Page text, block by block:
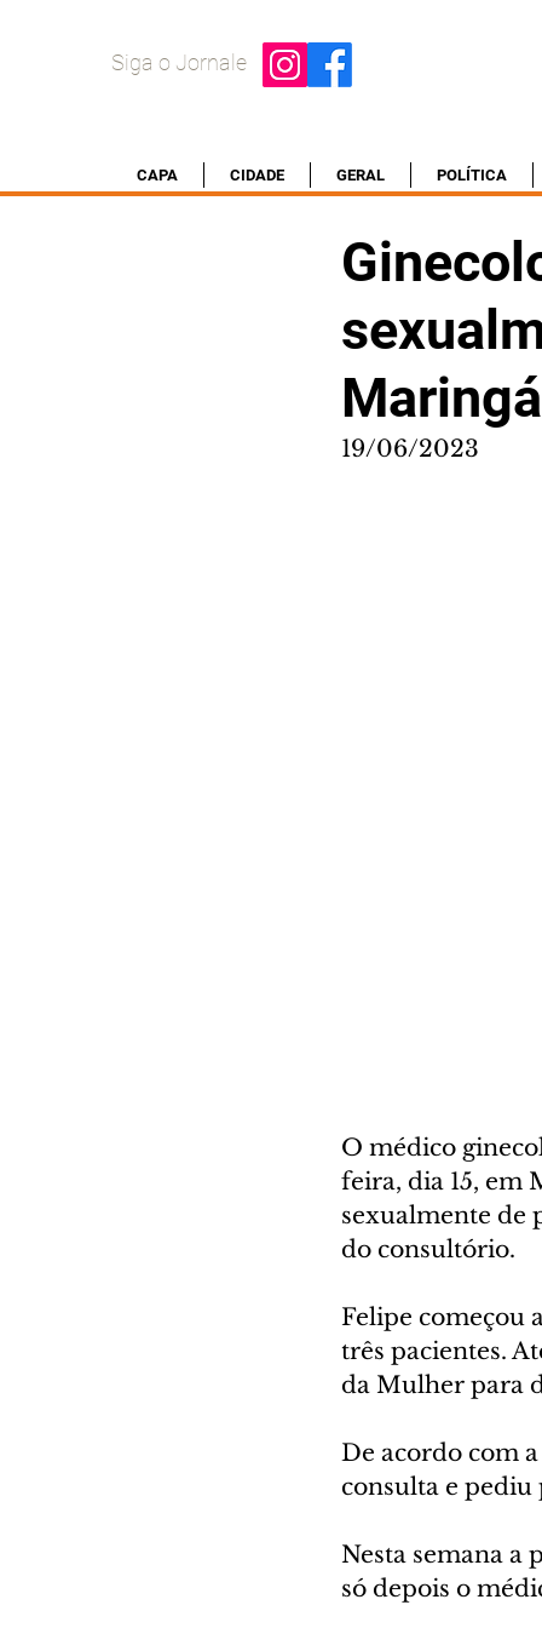
Siga o Jornale
CAPA CIDADE GERAL POLÍTICA
Maringá
19/06/2023
O médico
feira, dia 15, em
sexualmente de
do consultório.
Felipe começou
três pacientes.
da Mulher para
De acordo com
consulta e pediu
Nesta semana a
só depois o